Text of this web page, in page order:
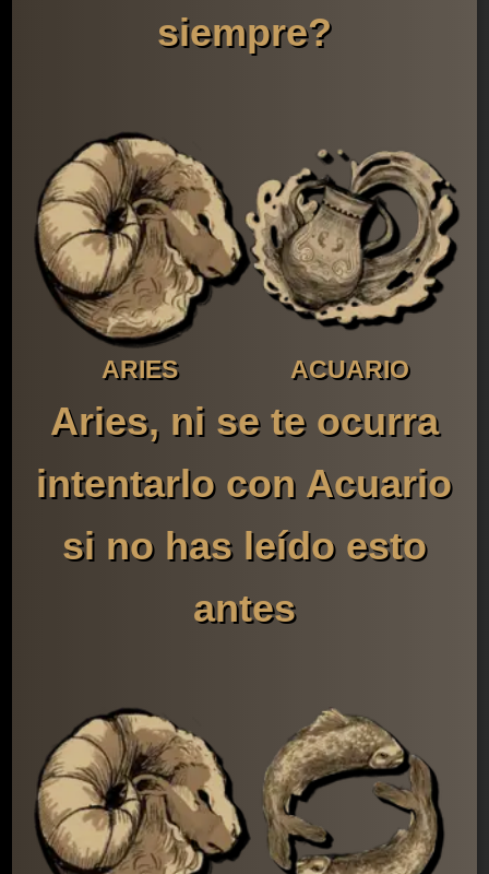
siempre?
ARIES ACUARIO
Aries, ni se te ocurra
intentarlo con Acuario
si no has leído esto
antes